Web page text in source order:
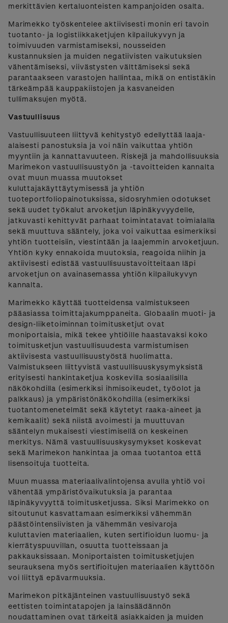
merkittävien kertaluonteisten kampanjoiden osalta.
Marimekko työskentelee aktiivisesti monin eri tavoin
tuotanto- ja logistiikkaketjujen kilpailukyvyn ja
toimivuuden varmistamiseksi, nousseiden
kustannuksien ja muiden negatiivisten vaikutuksien
vähentämiseksi, viivästysten välttämiseksi sekä
parantaakseen varastojen hallintaa, mikä on entistäkin
tärkeämpää kauppakiistojen ja kasvaneiden
tullimaksujen myötä.
Vastuullisuus
Vastuullisuuteen liittyvä kehitystyö edellyttää laaja-
alaisesti panostuksia ja voi näin vaikuttaa yhtiön
myyntiin ja kannattavuuteen. Riskejä ja mahdollisuuksia
Marimekon vastuullisuustyön ja -tavoitteiden kannalta
ovat muun muassa muutokset
kuluttajakäyttäytymisessä ja yhtiön
tuoteportfoliopainotuksissa, sidosryhmien odotukset
sekä uudet työkalut arvoketjun läpinäkyvyydelle,
jatkuvasti kehittyvät parhaat toimintatavat toimialalla
sekä muuttuva sääntely, joka voi vaikuttaa esimerkiksi
yhtiön tuotteisiin, viestintään ja laajemmin arvoketjuun.
Yhtiön kyky ennakoida muutoksia, reagoida niihin ja
aktiivisesti edistää vastuullisuustavoitteitaan läpi
arvoketjun on avainasemassa yhtiön kilpailukyvyn
kannalta.
Marimekko käyttää tuotteidensa valmistukseen
pääasiassa toimittajakumppaneita. Globaalin muoti- ja
design-liiketoiminnan toimitusketjut ovat
moniportaisia, mikä tekee yhtiöille haastavaksi koko
toimitusketjun vastuullisuudesta varmistumisen
aktiivisesta vastuullisuustyöstä huolimatta.
Valmistukseen liittyvistä vastuullisuuskysymyksistä
erityisesti hankintaketjua koskevilla sosiaalisilla
näkökohdilla (esimerkiksi ihmisoikeudet, työolot ja
palkkaus) ja ympäristönäkökohdilla (esimerkiksi
tuotantomenetelmät sekä käytetyt raaka-aineet ja
kemikaalit) sekä niistä avoimesti ja muuttuvan
sääntelyn mukaisesti viestimisellä on keskeinen
merkitys. Nämä vastuullisuuskysymykset koskevat
sekä Marimekon hankintaa ja omaa tuotantoa että
lisensoituja tuotteita.
Muun muassa materiaalivalintojensa avulla yhtiö voi
vähentää ympäristövaikutuksia ja parantaa
läpinäkyvyyttä toimitusketjussa. Siksi Marimekko on
sitoutunut kasvattamaan esimerkiksi vähemmän
päästöintensiivisten ja vähemmän vesivaroja
kuluttavien materiaalien, kuten sertifioidun luomu- ja
kierrätyspuuvillan, osuutta tuotteissaan ja
pakkauksissaan. Moniportaisten toimitusketjujen
seurauksena myös sertifioitujen materiaalien käyttöön
voi liittyä epävarmuuksia.
Marimekon pitkäjänteinen vastuullisuustyö sekä
eettisten toimintatapojen ja lainsäädännön
noudattaminen ovat tärkeitä asiakkaiden ja muiden